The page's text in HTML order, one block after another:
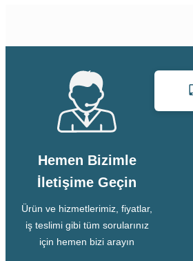
Hemen Bizimle
İletişime Geçin
Ürün ve hizmetlerimiz, fiyatlar,
iş teslimi gibi tüm sorularınız
için hemen bizi arayın